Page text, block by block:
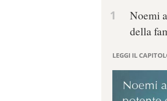
1
Noemi
della
LEGGI IL